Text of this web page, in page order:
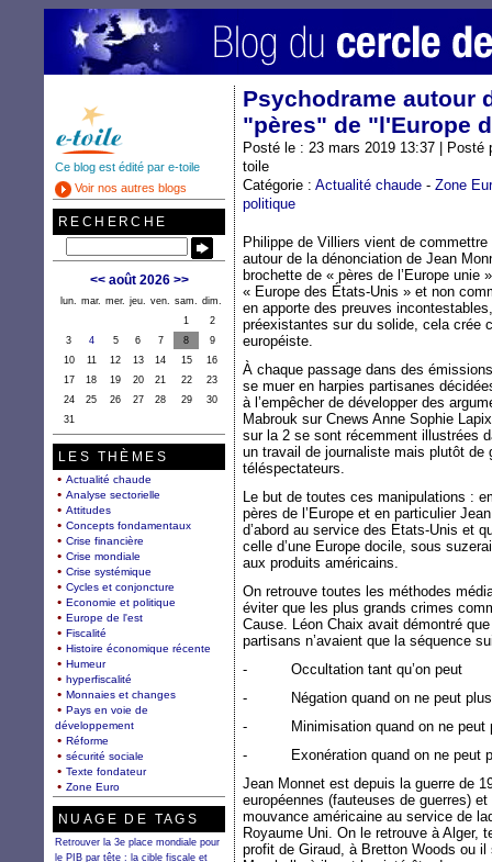
Psychodrame autour
"pères" de "l'Europe
Posté le : 23 mars 2019 13:37 |
toile
Catégorie : Actualité chaude - Zone
politique
Philippe de Villiers vient de
autour de la dénonciation de Jean
brochette de « pères de l’Europe unie
« Europe des États-Unis » et non
en apporte des preuves
préexistantes sur du solide, cela crée
européiste.
À chaque passage dans des
se muer en harpies partisanes
à l’empêcher de développer des
Mabrouk sur Cnews Anne Sophie
sur la 2 se sont récemment illustrées
un travail de journaliste mais plutôt de
téléspectateurs.
Le but de toutes ces manipulations :
pères de l’Europe et en particulier
d’abord au service des Etats-Unis et
celle d’une Europe docile, sous
aux produits américains.
On retrouve toutes les méthodes
éviter que les plus grands crimes
Cause. Léon Chaix avait démontré
partisans n’avaient que la séquence
- Occultation tant qu’on peut
- Négation quand on ne peut plus
- Minimisation quand on ne peut
- Exonération quand on ne peut
Jean Monnet est depuis la guerre de
européennes (fauteuses de guerres)
mouvance américaine au service de
Royaume Uni. On le retrouve à Alger,
profit de Giraud, à Bretton Woods ou
Ce blog est édité par e-toile
Voir nos autres blogs
RECHERCHE
<< août 2026 >>
lun. mar. mer. jeu. ven. sam.
dim.
1
2
3
4 5 6 7 8
9
10
11 12 13 14 15
16
17
18 19 20 21 22
23
24
25 26 27 28 29
30
31
LES THÈMES
Actualité chaude
Analyse sectorielle
Attitudes
Concepts fondamentaux
Crise financière
Crise mondiale
Crise systémique
Cycles et conjoncture
Economie et politique
Europe de l'est
Fiscalité
Histoire économique récente
Humeur
hyperfiscalité
Monnaies et changes
Pays en voie de
développement
Réforme
sécurité sociale
Texte fondateur
Zone Euro
NUAGE DE TAGS
Retrouver la 3e place mondiale pour
le PIB par tête : la cible fiscale et